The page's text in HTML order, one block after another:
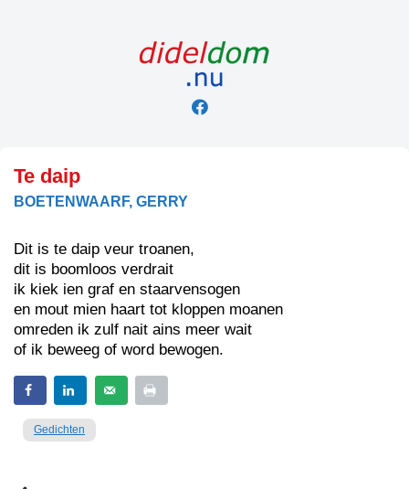
Te daip
BOETENWAARF, GERRY
Dit is te daip veur troanen,
dit is boomloos verdrait
ik kiek ien graf en staarvensogen
en mout mien haart tot kloppen moanen
omreden ik zulf nait ains meer wait
of ik beweeg of word bewogen.
Gedichten